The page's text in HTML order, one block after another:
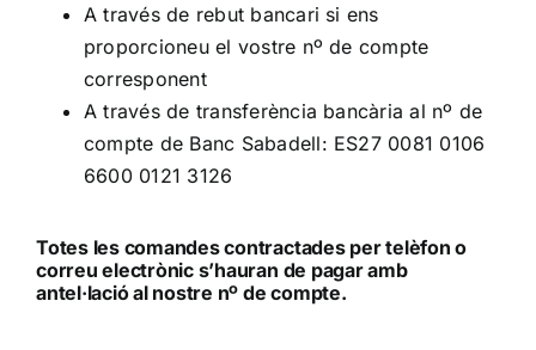
TRABAJOS REALIZADOS
CATÁLOGOS
A través de rebut bancari si ens
proporcioneu el vostre nº de compte
corresponent
A través de transferència bancària al nº de
compte de Banc Sabadell: ES27 0081 0106
6600 0121 3126
Totes les comandes contractades per telèfon o
correu electrònic s’hauran de pagar amb
antel·lació al nostre nº de compte.